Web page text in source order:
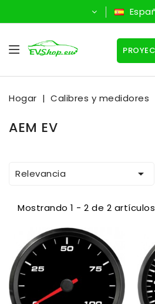
Hogar Calibres y medidores
AEM EV
Relevancia 
Mostrando 1 - 2 de 2 artículos